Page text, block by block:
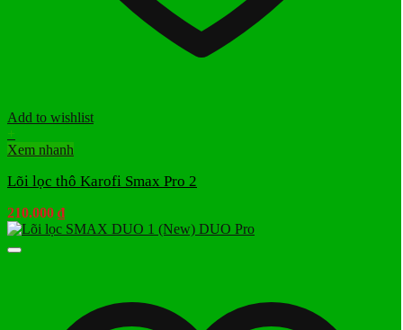
Add to wishlist
+
Xem nhanh
Lõi lọc thô Karofi Smax Pro 2
210.000 ₫